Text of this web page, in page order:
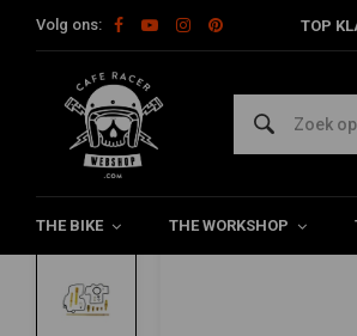
Volg ons: TOP
THE BIKE THE WORKSHOP
Home The Workshop Benzine Parts
MCU
Honda CB/CL350K2-4